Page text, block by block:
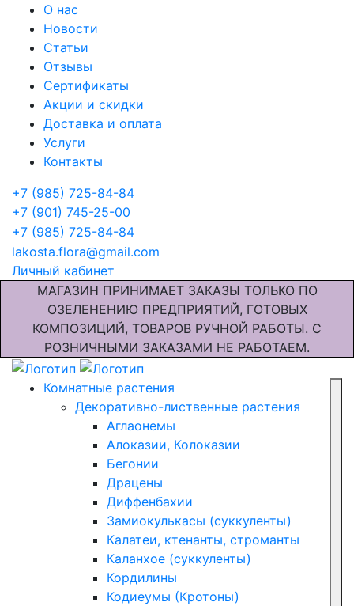
О нас
Новости
Статьи
Отзывы
Сертификаты
Акции и скидки
Доставка и оплата
Услуги
Контакты
+7 (985) 725-84-84
+7 (901) 745-25-00
+7 (985) 725-84-84
lakosta.flora@gmail.com
Личный кабинет
МАГАЗИН ПРИНИМАЕТ ЗАКАЗЫ ТОЛЬКО ПО
ОЗЕЛЕНЕНИЮ ПРЕДПРИЯТИЙ, ГОТОВЫХ
КОМПОЗИЦИЙ, ТОВАРОВ РУЧНОЙ РАБОТЫ. С
РОЗНИЧНЫМИ ЗАКАЗАМИ НЕ РАБОТАЕМ.
Комнатные растения
Декоративно-лиственные растения
Аглаонемы
Алоказии, Колоказии
Бегонии
Драцены
Диффенбахии
Замиокулькасы (суккуленты)
Калатеи, ктенанты, строманты
Каланхое (суккуленты)
Кордилины
Кодиеумы (Кротоны)